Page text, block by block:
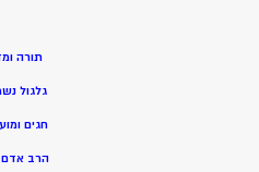
תורה
גלגול
חגים
הרב אדם